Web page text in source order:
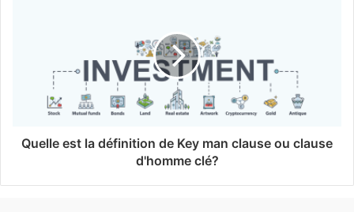
Quelle est la définition de Key man clause ou clause
d'homme clé?